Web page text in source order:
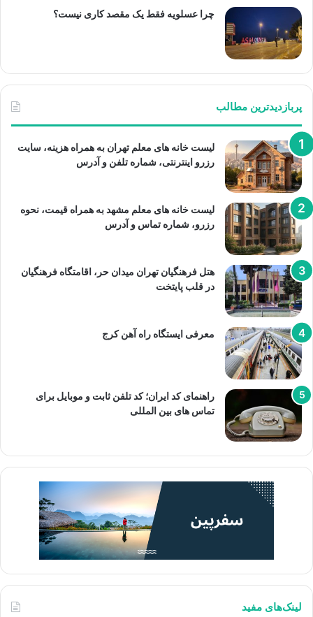
چرا عسلویه فقط یک مقصد کاری نیست؟
پربازدیدترین مطالب
لیست خانه های معلم تهران به همراه هزینه، سایت
رزرو اینترنتی، شماره تلفن و آدرس
لیست خانه های معلم مشهد به همراه قیمت، نحوه
رزرو، شماره تماس و آدرس
هتل فرهنگیان تهران میدان حر، اقامتگاه فرهنگیان
در قلب پایتخت
معرفی ایستگاه راه آهن کرج
راهنمای کد ایران؛ کد تلفن ثابت و موبایل برای
تماس های بین المللی
لینک‌های مفید